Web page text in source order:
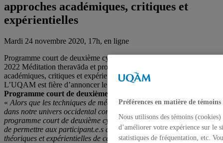
approches académiques, critiques et
expérientielles
Mardi 24 novembre 2020, 17h, en ligne
Programme court de deuxième cycle en sciences des religions 2021-
2022 Méditation theravāda et processus de création : approches
académiques, critiques et expérientielles
L’UQAM est fière d’annoncer le lancement d’un nouveau
Programme court de deuxième cycle en sciences des religions
« Alors que les techniques de méditation bouddhistes foisonnent
dans notre univers occidental contemporain, l’objectif de ce
programme court de deuxième cycle sur la méditation theravāda est
de permettre aux participant.e.s d’approfondir leurs connaissances
théoriques et expérientielles de celle-ci. Deux angles seront
Préférences en matière de témoins
Nous utilisons des témoins
d’améliorer votre expérience sur le
statistiques de fréquentation, etc.